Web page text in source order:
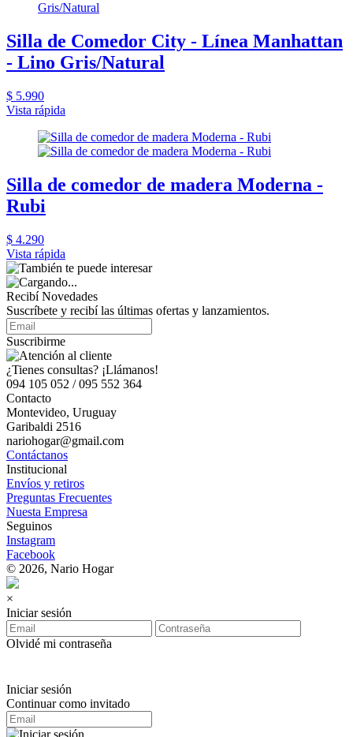
Silla de Comedor City - Línea Manhattan
- Lino Gris/Natural
$ 5.990
Vista rápida
Silla de comedor de madera Moderna -
Rubi
$ 4.290
Vista rápida
Recibí Novedades
Suscríbete y recibí las últimas ofertas y lanzamientos.
Suscribirme
¿Tienes consultas? ¡Llámanos!
094 105 052 / 095 552 364
Contacto
Montevideo, Uruguay
Garibaldi 2516
nariohogar@gmail.com
Contáctanos
Institucional
Envíos y retiros
Preguntas Frecuentes
Nuesta Empresa
Seguinos
Instagram
Facebook
© 2026, Nario Hogar
×
Iniciar sesión
Olvidé mi contraseña
Iniciar sesión
Continuar como invitado